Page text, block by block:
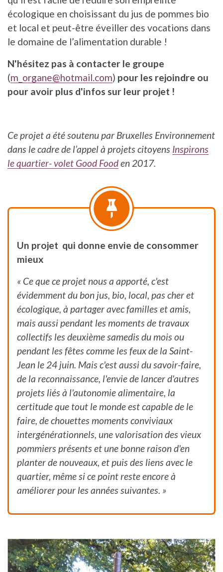
écologique en choisissant du jus de pommes bio
et local et peut-être éveiller des vocations dans
le domaine de l’alimentation durable !
N'hésitez pas à contacter le groupe
(m_organe@hotmail.com) pour les rejoindre ou
pour avoir plus d'infos sur leur projet !
Ce projet a été soutenupar Bruxelles Environnement
dans le cadre de l’appel à projets citoyens Inspirons
le quartier- volet Good Fooden 2017.
Un projet qui donne envie de consommer
mieux
« Ce que ce projet nous a apporté, c'est
évidemment du bon jus, bio, local, pas cher et
écologique, à partager avec familles et amis,
mais aussi pendant les moments de travaux
collectifs les deuxième samedis du mois ou
pendant les fêtes comme les feux de la Saint-
Jean le 24 juin. Mais c'est aussi du savoir-faire,
de la reconnaissance, l'envie de lancer d'autres
projets liés à l'autonomie alimentaire, la
certitude que tout le monde est capable de le
faire, de chouettes moments conviviaux
intergénérationnels, une valorisation des vieux
pommiers présents et une bonne raison d'en
planter de nouveaux, et puis des liens avec le
quartier, même si ce point reste encore à
améliorer pour les années suivantes. »